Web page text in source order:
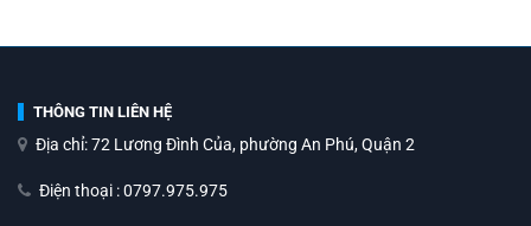
THÔNG TIN LIÊN HỆ
Địa chỉ: 72 Lương Đình Của, phường An Phú, Quận 2
Điện thoại : 0797.975.975